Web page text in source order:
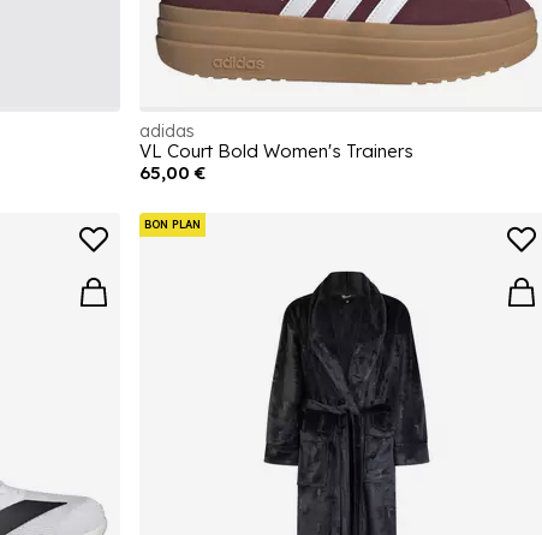
adidas
VL Court Bold Women's Trainers
65,00 €
BON PLAN